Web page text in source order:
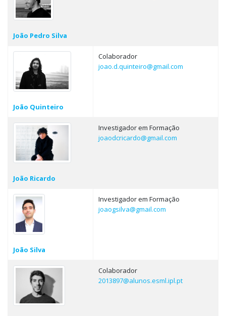
João Pedro Silva
João Quinteiro
Colaborador
joao.d.quinteiro@gmail.com
João Ricardo
Investigador em Formação
joaodcricardo@gmail.com
João Silva
Investigador em Formação
joaogsilva@gmail.com
Colaborador
2013897@alunos.esml.ipl.pt